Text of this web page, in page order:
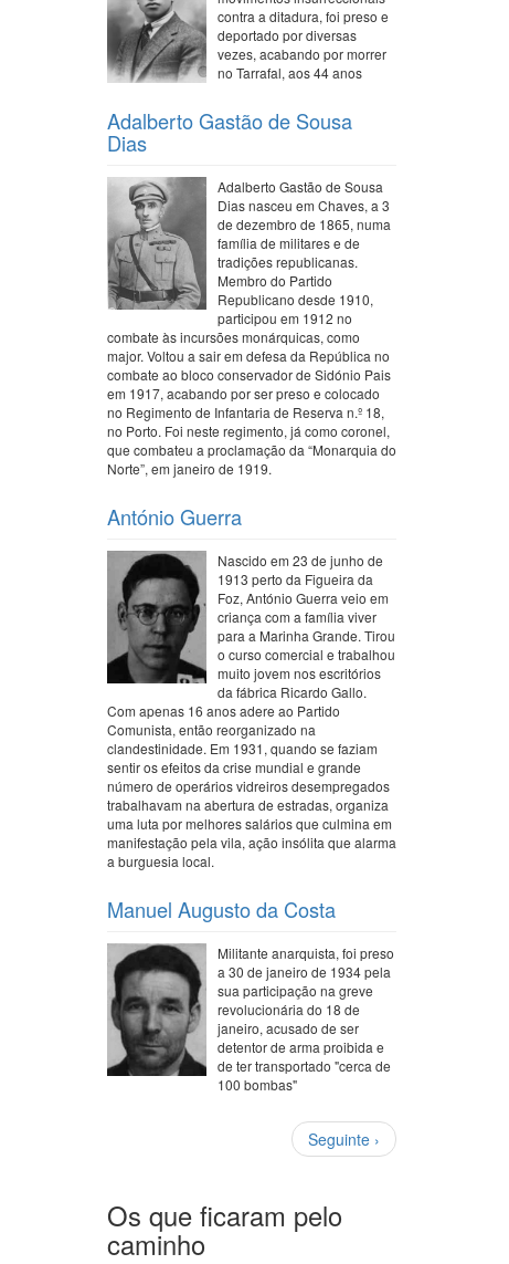
contra a ditadura, foi preso e
deportado por diversas
vezes, acabando por morrer
no Tarrafal, aos 44 anos
Adalberto Gastão de Sousa
Dias
Adalberto Gastão de Sousa
Dias nasceu em Chaves, a 3
de dezembro de 1865, numa
família de militares e de
tradições republicanas.
Membro do Partido
Republicano desde 1910,
participou em 1912 no
combate às incursões monárquicas, como
major. Voltou a sair em defesa da República no
combate ao bloco conservador de Sidónio Pais
em 1917, acabando por ser preso e colocado
no Regimento de Infantaria de Reserva n.º 18,
no Porto. Foi neste regimento, já como coronel,
que combateu a proclamação da “Monarquia do
Norte”, em janeiro de 1919.
António Guerra
Nascido em 23 de junho de
1913 perto da Figueira da
Foz, António Guerra veio em
criança com a família viver
para a Marinha Grande. Tirou
o curso comercial e trabalhou
muito jovem nos escritórios
da fábrica Ricardo Gallo.
Com apenas 16 anos adere ao Partido
Comunista, então reorganizado na
clandestinidade. Em 1931, quando se faziam
sentir os efeitos da crise mundial e grande
número de operários vidreiros desempregados
trabalhavam na abertura de estradas, organiza
uma luta por melhores salários que culmina em
manifestação pela vila, ação insólita que alarma
a burguesia local.
Manuel Augusto da Costa
Militante anarquista, foi preso
a 30 de janeiro de 1934 pela
sua participação na greve
revolucionária do 18 de
janeiro, acusado de ser
detentor de arma proibida e
de ter transportado "cerca de
100 bombas"
Próxima
página
Seguinte ›
Os que ficaram pelo
caminho